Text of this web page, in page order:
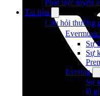
Phát trực tuyến
Tài liệu
Câu hỏi thường
Evermusic
Sự
Sự
Evertag
Sự
là gì